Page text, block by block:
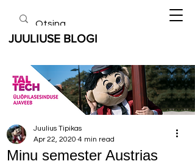
JUULIUSE BLOGI
Minu semester Austrias
Juulius Tipikas
Apr 22, 2020 4 min read